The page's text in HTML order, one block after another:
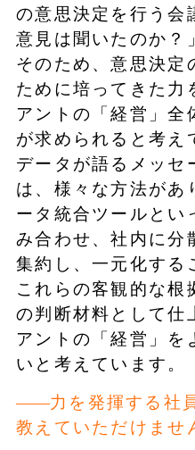
の意思決定を行う会
意見は聞いたのか？
そのため、意思決定
ために培ってきた力
アントの「経営」全
が求められると考え
データが語るメッセ
は、様々な方法があ
ータ統合ツールとい
み合わせ、社内に分
集約し、一元化する
これらの客観的な根
の判断材料として仕
アントの「経営」を
いと考えています。
力を発揮する社
教えていただけませ